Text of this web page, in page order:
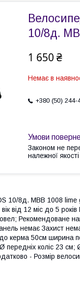
10/8д.
1 650 ₴
Немає в
+380 (50) 244-
Законом не
належної якості
10/8д. MBB 1008
від 12 міс до 5
Рекомендоване
немає Захист
керма 50см ширина
коліс 23 см;
- Розмір